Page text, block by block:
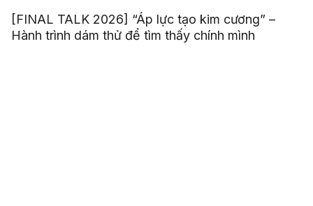
[FINAL TALK 2026] “Áp lực tạo kim cương” –
Hành trình dám thử để tìm thấy chính mình